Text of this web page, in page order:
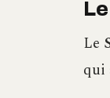
Le
qui